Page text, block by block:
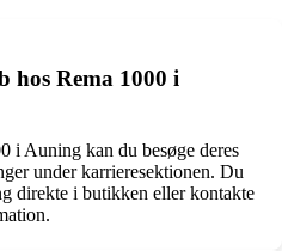
hos Rema 1000 i
i Auning kan du besøge deres
under karrieresektionen. Du
direkte i butikken eller kontakte